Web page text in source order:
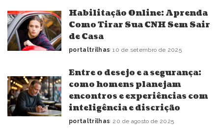
Habilitação Online: Aprenda
Como Tirar Sua CNH Sem Sair
de Casa
Posted
portaltrilhas 10 de setembro de 2025
Entre o desejo e a segurança:
como homens planejam
encontros e experiências com
inteligência e discrição
Posted
portaltrilhas 20 de agosto de 2025